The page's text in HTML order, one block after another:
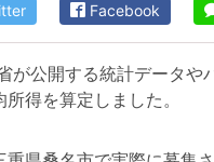
Facebook
公開する統計データや
所得を算定しました。